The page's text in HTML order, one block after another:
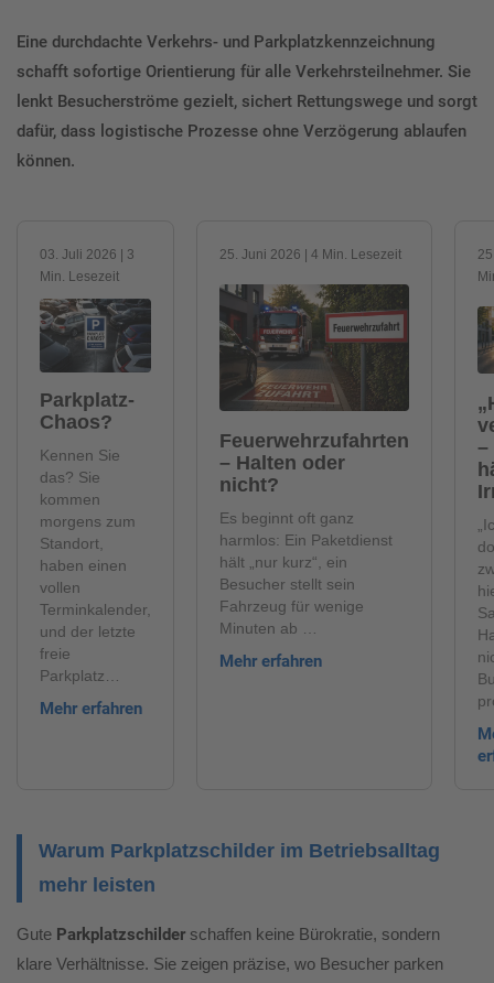
Eine durchdachte Verkehrs- und Parkplatzkennzeichnung
schafft sofortige Orientierung für alle Verkehrsteilnehmer. Sie
lenkt Besucherströme gezielt, sichert Rettungswege und sorgt
dafür, dass logistische Prozesse ohne Verzögerung ablaufen
können.
03. Juli 2026 | 3
Min. Lesezeit
Parkplatz-
Chaos?
Kennen Sie
das? Sie
kommen
morgens zum
Standort,
haben einen
vollen
Terminkalender,
und der letzte
freie
Parkplatz…
Mehr erfahren
25. Juni 2026 | 4 Min. Lesezeit
Feuerwehrzufahrten
– Halten oder
nicht?
Es beginnt oft ganz
harmlos: Ein Paketdienst
hält „nur kurz“, ein
Besucher stellt sein
Fahrzeug für wenige
Minuten ab …
Mehr erfahren
–
Warum Parkplatzschilder im Betriebsalltag
mehr leisten
Gute Parkplatzschilder schaffen keine Bürokratie, sondern
klare Verhältnisse. Sie zeigen präzise, wo Besucher parken